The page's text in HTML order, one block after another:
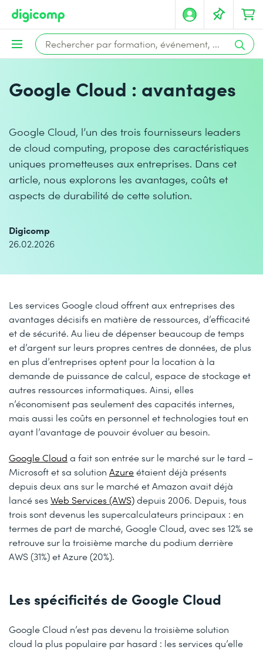
Google Cloud : avantages
Google Cloud, l’un des trois fournisseurs leaders
de cloud computing, propose des caractéristiques
uniques prometteuses aux entreprises. Dans cet
article, nous explorons les avantages, coûts et
aspects de durabilité de cette solution.
Digicomp
26.02.2026
Les services Google cloud offrent aux entreprises des
avantages décisifs en matière de ressources, d’efficacité
et de sécurité. Au lieu de dépenser beaucoup de temps
et d’argent sur leurs propres centres de données, de plus
en plus d’entreprises optent pour la location à la
demande de puissance de calcul, espace de stockage et
autres ressources informatiques. Ainsi, elles
n’économisent pas seulement des capacités internes,
mais aussi les coûts en personnel et technologies tout en
ayant l’avantage de pouvoir évoluer au besoin.
Google Cloud a fait son entrée sur le marché sur le tard –
Microsoft et sa solution Azureétaient déjà présents
depuis deux ans sur le marché et Amazon avait déjà
lancé ses Web Services (AWS)depuis 2006. Depuis, tous
trois sont devenus les supercalculateurs principaux : en
termes de part de marché, Google Cloud, avec ses 12% se
retrouve sur la troisième marche du podium derrière
AWS (31%) et Azure (20%).
Les spécificités de Google Cloud
Google Cloud n’est pas devenu la troisième solution
cloud la plus populaire par hasard : les services qu’elle